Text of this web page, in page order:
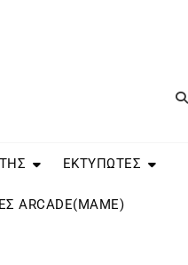
ΕΚΤΥΠΩΤΕΣ
ARCADE(MAME)